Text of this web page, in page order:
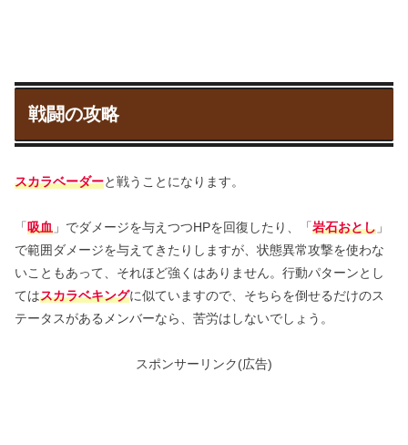
戦闘の攻略
スカラベーダーと戦うことになります。
「吸血 」でダメージを与えつつHPを回復したり、「岩石おとし 」
で範囲ダメージを与えてきたりしますが、状態異常攻撃を使わな
いこともあって、それほど強くはありません。行動パターンとし
てはスカラベキングに似ていますので、そちらを倒せるだけのス
テータスがあるメンバーなら、苦労はしないでしょう。
スポンサーリンク(広告)